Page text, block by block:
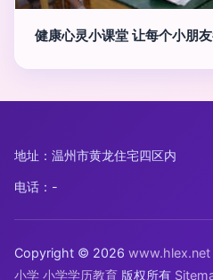
健康心灵小课堂 让每个小朋
地址：温州市黄龙住宅四区内
电话：-
Copyright © 2026 www.hlex.net
小学 小学学历教育 版权所有